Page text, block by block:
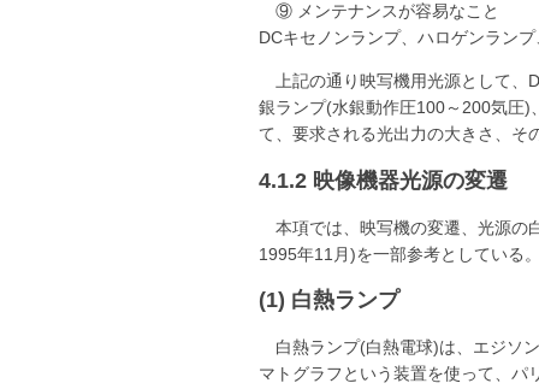
⑨ メンテナンスが容易なこと
DCキセノンランプ、ハロゲンラン
上記の通り映写機用光源として、
銀ランプ(水銀動作圧100～200気圧
て、要求される光出力の大きさ、そ
4.1.2 映像機器光源の変遷
本項では、映写機の変遷、光源の
1995年11月)を一部参考としている
(1) 白熱ランプ
白熱ランプ(白熱電球)は、エジソ
マトグラフという装置を使って、パ